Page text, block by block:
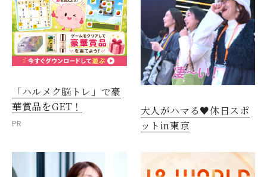
「ハルメク脳トレ」で豪
華賞品をGET！
PR
大人がハマる♥休日スポ
ットin東京